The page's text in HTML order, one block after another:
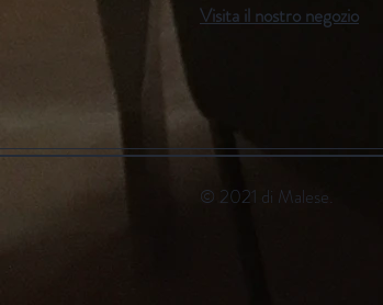
Visita il nostro negozio
© 2021 di Malese.